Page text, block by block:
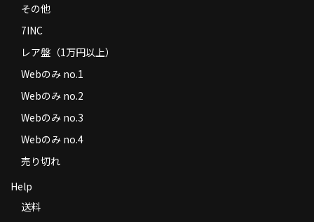
その他
7INC
レア盤（1万円以上）
Webのみ no.1
Webのみ no.2
Webのみ no.3
Webのみ no.4
売り切れ
Help
送料